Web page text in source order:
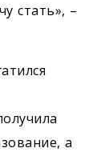
стать», –
а